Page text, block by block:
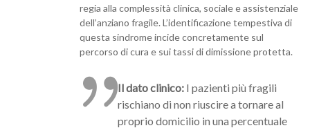
regia alla complessità clinica, sociale e assistenziale
dell’anziano fragile. L’identificazione tempestiva di
questa sindrome incide concretamente sul
percorso di cura e sui tassi di dimissione protetta.
Il dato clinico: I pazienti più fragili
rischiano di non riuscire a tornare al
proprio domicilio in una percentuale